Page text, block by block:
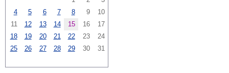
4
5 6 7 8 9
10
11
12 13 14 15 16
17
18
19 20 21 22 23
24
25
26 27 28 29 30 31